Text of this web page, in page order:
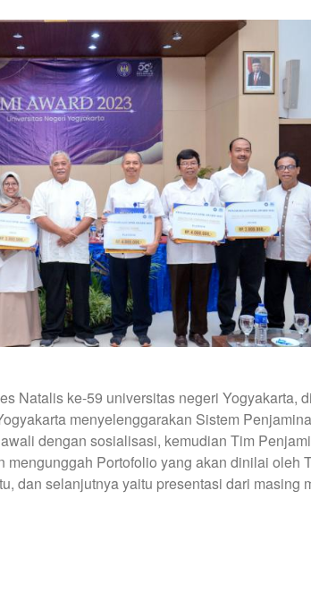
Natalis ke-59 universitas negeri Yogyakarta,
menyelenggarakan Sistem
dengan sosialisasi, kemudian Tim
mengunggah Portofolio yang akan dinilai oleh
dan selanjutnya yaitu presentasi dari masing